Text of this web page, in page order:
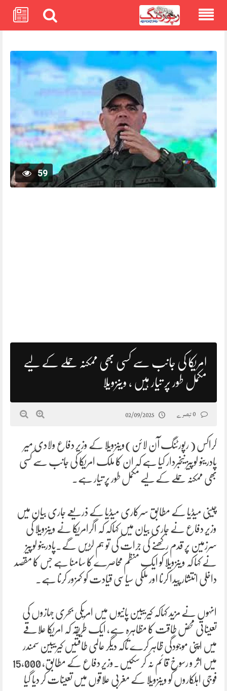
59
امریکا کی جانب سے کسی بھی ممکنہ حملے کے لیے
مکمل طور پر تیار ہیں ، وینزویلا
02/09/2025
کراکس ( رپورٹنگ آن لائن)وینزویلا کے وزیر دفاع ولادی میر
پادرینو لوپیز نیخبردار کیا ہے کہ ان کا ملک امریکا کی جانب سے کسی
بھی ممکنہ حملے کے لیے مکمل طور پر تیار ہے۔
چینی میڈیا کے مطابق سرکاری میڈیا کے ذریعے جاری بیان میں
وزیر دفاع نے جاری بیان میں کہاکہ کہ اگرامریکا نے وینزویلا کی
سرزمین پر قدم رکھنے کی جرات کی تو ہم لڑیں گے۔پادرینو لوپیز
نے کہا کہ وینزویلا کو ایک منظم محاصرے کا سامنا ہے جس کا مقصد
داخلی انتشار پیدا کرنا اور ملکی سیاسی قیادت کو کمزور کرنا ہے۔
انہوں نے مزید کہاکہ کیریبین پانیوں میں امریکی بحری جہازوں کی
تعیناتی محض طاقت کا مظاہرہ ہے، ایک طریقہ کہ امریکا علاقے
میں اپنی موجودگی ظاہر کرے تاکہ دیگر عالمی طاقتیں کیریبین سمندر
میں اثر و رسوخ قائم نہ کر سکیں۔وزیر دفاع کے مطابق، 15,000
فوجی اہلکاروں کو وینزویلا کے مغربی علاقوں میں تعینات کر دیا گیا